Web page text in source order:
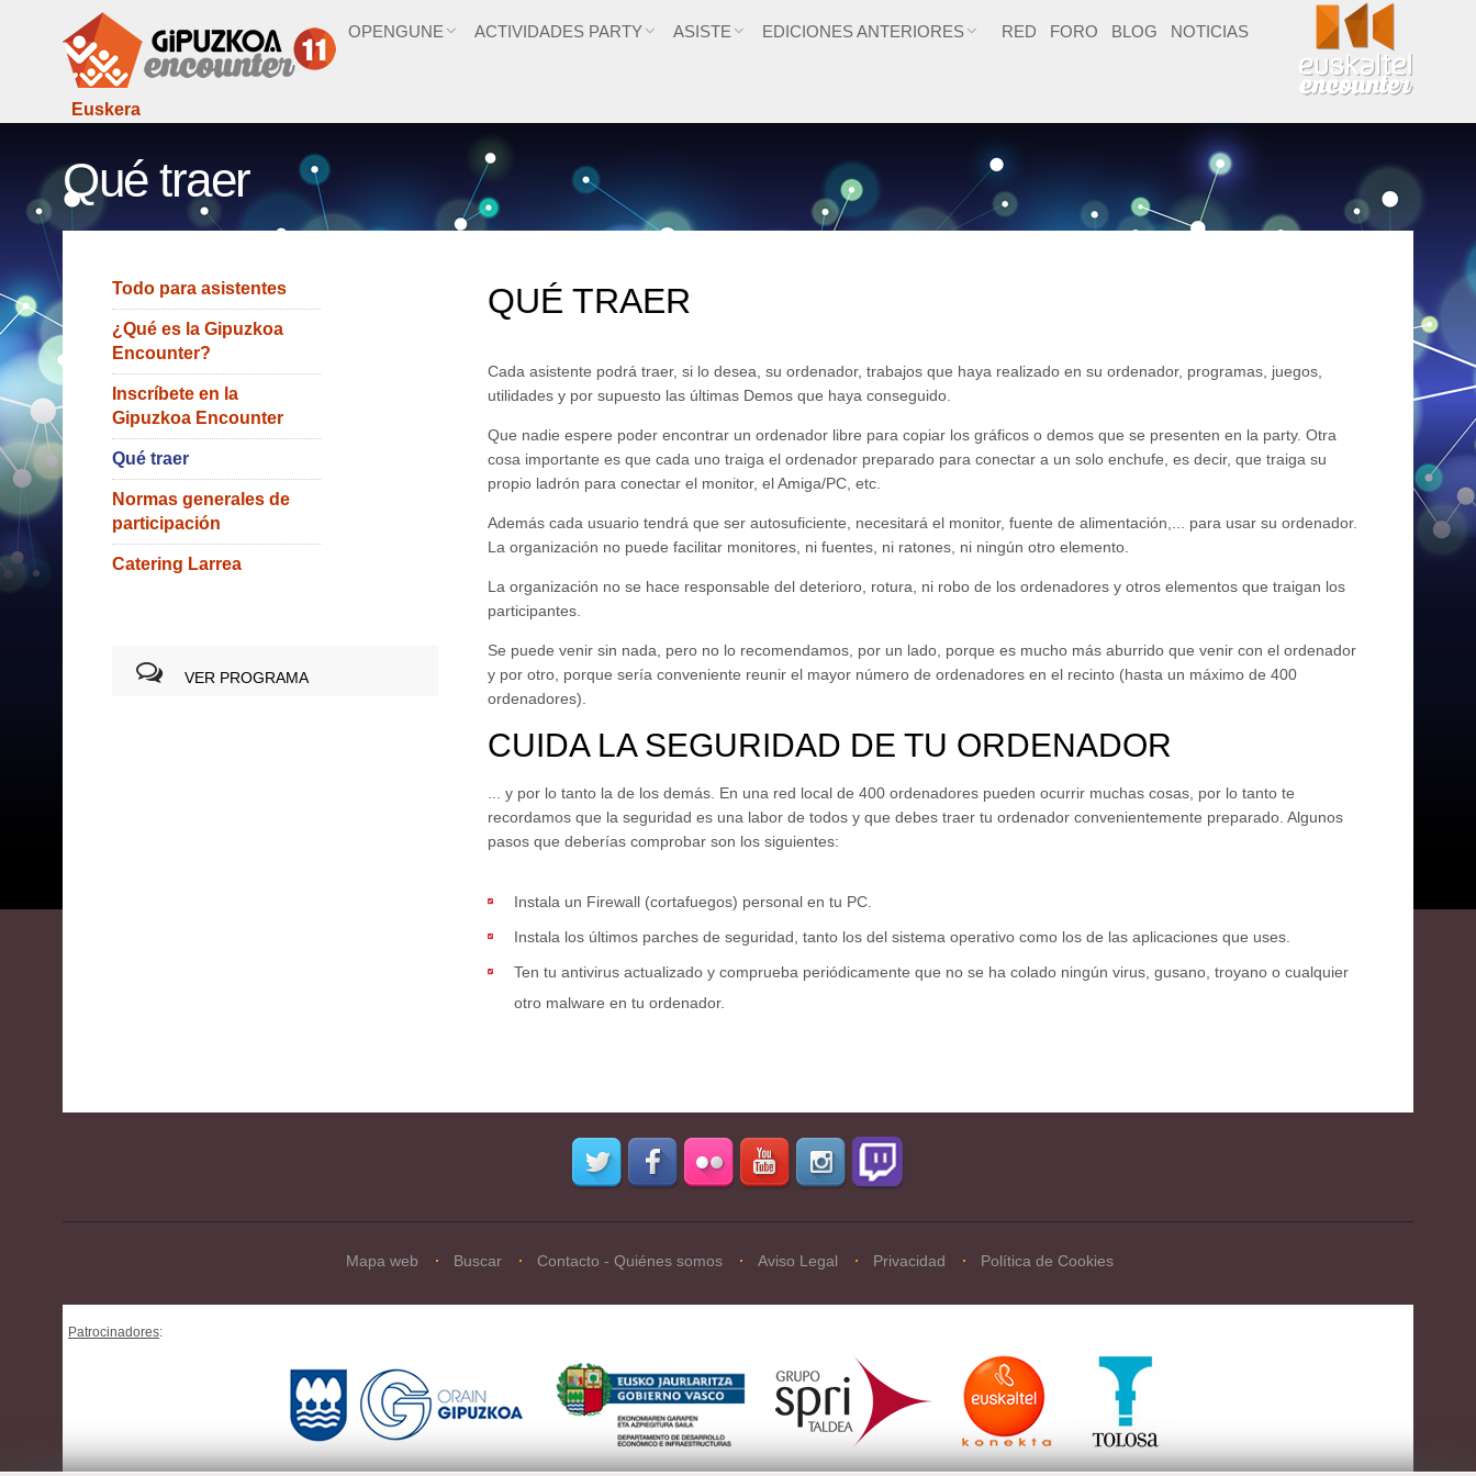
OPENGUNE ACTIVIDADES PARTY ASISTE EDICIONES ANTERIORES RED FORO BLOG NOTICIAS
Euskera
Qué traer
QUÉ TRAER
Cada asistente podrá traer, si lo desea, su ordenador, trabajos que haya realizado en su ordenador, programas, juegos,
utilidades y por supuesto las últimas Demos que haya conseguido.
Que nadie espere poder encontrar un ordenador libre para copiar los gráficos o demos que se presenten en la party. Otra
cosa importante es que cada uno traiga el ordenador preparado para conectar a un solo enchufe, es decir, que traiga su
propio ladrón para conectar el monitor, el Amiga/PC, etc.
Además cada usuario tendrá que ser autosuficiente, necesitará el monitor, fuente de alimentación,... para usar su ordenador.
La organización no puede facilitar monitores, ni fuentes, ni ratones, ni ningún otro elemento.
La organización no se hace responsable del deterioro, rotura, ni robo de los ordenadores y otros elementos que traigan los
participantes.
Se puede venir sin nada, pero no lo recomendamos, por un lado, porque es mucho más aburrido que venir con el ordenador
y por otro, porque sería conveniente reunir el mayor número de ordenadores en el recinto (hasta un máximo de 400
ordenadores).
CUIDA LA SEGURIDAD DE TU ORDENADOR
... y por lo tanto la de los demás. En una red local de 400 ordenadores pueden ocurrir muchas cosas, por lo tanto te
recordamos que la seguridad es una labor de todos y que debes traer tu ordenador convenientemente preparado. Algunos
pasos que deberías comprobar son los siguientes:
Instala un Firewall (cortafuegos) personal en tu PC.
Instala los últimos parches de seguridad, tanto los del sistema operativo como los de las aplicaciones que uses.
Ten tu antivirus actualizado y comprueba periódicamente que no se ha colado ningún virus, gusano, troyano o cualquier
otro malware en tu ordenador.
Todo para asistentes
¿Qué es la Gipuzkoa
Encounter?
Inscríbete en la
Gipuzkoa Encounter
Qué traer
Normas generales de
participación
Catering Larrea
VER PROGRAMA
Mapa web Buscar Contacto - Quiénes somos Aviso Legal Privacidad Política de Cookies
Patrocinadores: